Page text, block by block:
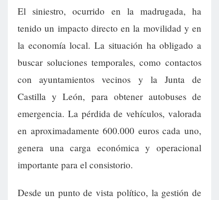
El siniestro, ocurrido en la madrugada, ha
tenido un impacto directo en la movilidad y en
la economía local. La situación ha obligado a
buscar soluciones temporales, como contactos
con ayuntamientos vecinos y la Junta de
Castilla y León, para obtener autobuses de
emergencia. La pérdida de vehículos, valorada
en aproximadamente 600.000 euros cada uno,
genera una carga económica y operacional
importante para el consistorio.
Desde un punto de vista político, la gestión de